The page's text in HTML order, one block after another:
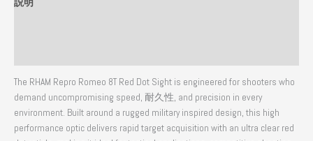
説明
The RHAM Repro Romeo 8T Red Dot Sight is engineered for shooters who
demand uncompromising speed, 耐久性, and precision in every
environment. Built around a rugged military inspired design, this high
performance optic delivers rapid target acquisition with an ultra clear red